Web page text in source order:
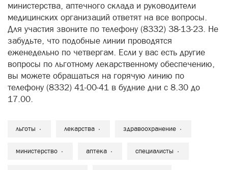
министерства, аптечного склада и руководители
медицинских организаций ответят на все вопросы.
Для участия звоните по телефону (8332) 38-13-23. Не
забудьте, что подобные линии проводятся
еженедельно по четвергам. Если у вас есть другие
вопросы по льготному лекарственному обеспечению,
вы можете обращаться на горячую линию по
телефону (8332) 41-00-41 в будние дни с 8.30 до
17.00.
льготы лекарства здравоохранение
министерство аптека специалисты